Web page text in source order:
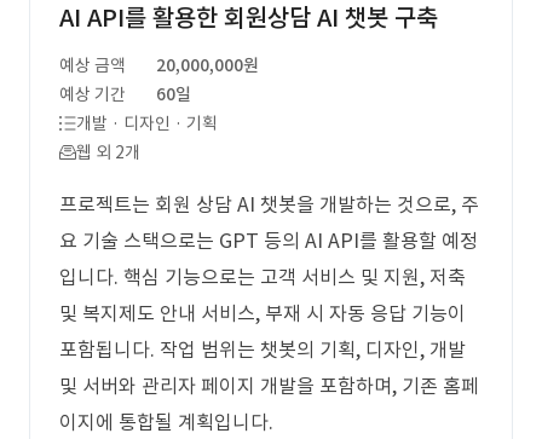
AI API를 활용한 회원상담 AI 챗봇 구축
예상 금액
20,000,000원
예상 기간
60일
개발 · 디자인 · 기획
웹 외 2개
프로젝트는 회원 상담 AI 챗봇을 개발하는 것으로, 주
요 기술 스택으로는 GPT 등의 AI API를 활용할 예정
입니다. 핵심 기능으로는 고객 서비스 및 지원, 저축
및 복지제도 안내 서비스, 부재 시 자동 응답 기능이
포함됩니다. 작업 범위는 챗봇의 기획, 디자인, 개발
및 서버와 관리자 페이지 개발을 포함하며, 기존 홈페
이지에 통합될 계획입니다.